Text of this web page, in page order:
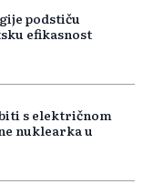
podstiču
efikasnost
biti s električnom
nuklearka u